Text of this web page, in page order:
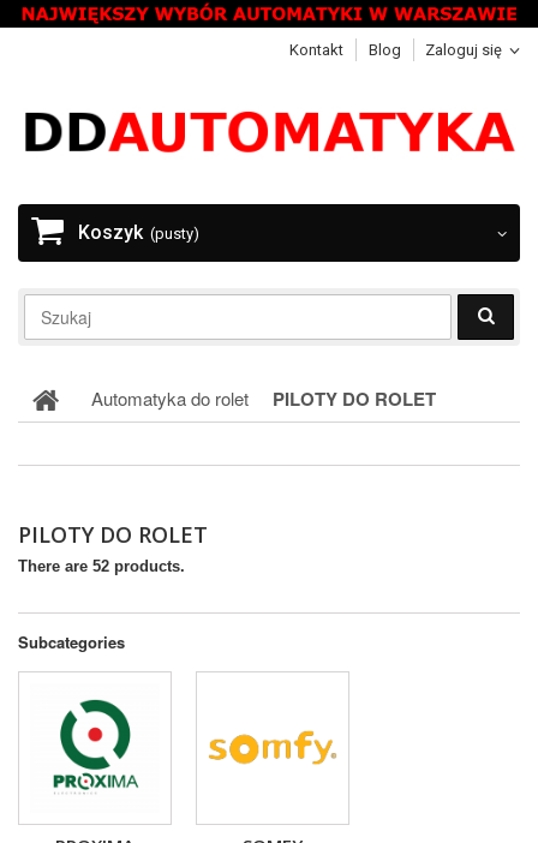
Zaloguj się
Kontakt Blog
Koszyk (pusty)
Automatyka do rolet PILOTY DO ROLET
PILOTY DO ROLET
There are 52 products.
Subcategories